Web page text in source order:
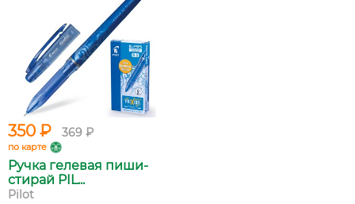
350 ₽ 369 ₽
по карте
Ручка гелевая пиши-
стирай PIL...
Pilot